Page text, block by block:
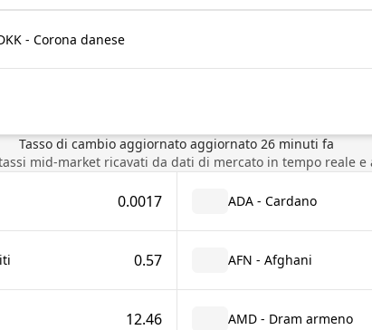
- Corona danese
Tasso di cambio aggiornato aggiornato 26 minuti fa
mid-market ricavati da dati di mercato in tempo reale
0.0017 ADA - Cardano
0.57 AFN - Afghani
12.46 AMD - Dram armeno